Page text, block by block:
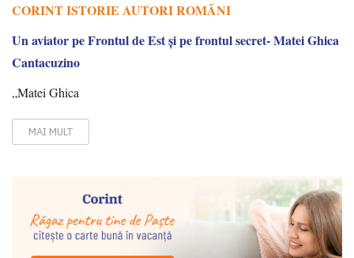
CORINT ISTORIE AUTORI ROMÂNI
Un aviator pe Frontul de Est și pe frontul secret- Matei Ghica
Cantacuzino
„Matei Ghica
MAI MULT